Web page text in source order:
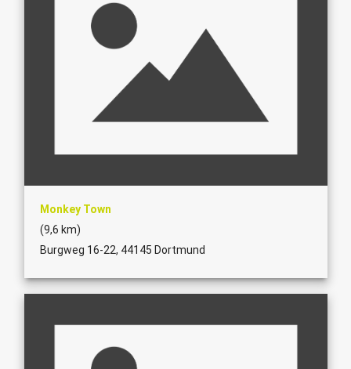
Monkey Town
(9,6 km)
Burgweg 16-22, 44145 Dortmund